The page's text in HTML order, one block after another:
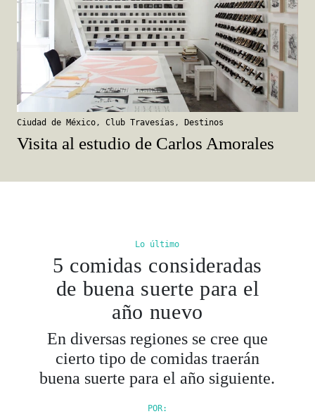
Ciudad de México , Club Travesías , Destinos
Visita al estudio de Carlos Amorales
Lo último
5 comidas consideradas
de buena suerte para el
año nuevo
En diversas regiones se cree que
cierto tipo de comidas traerán
buena suerte para el año siguiente.
POR: